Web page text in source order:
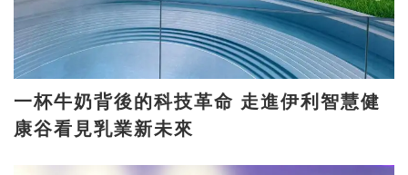
一杯牛奶背後的科技革命 走進伊利智慧健
康谷看見乳業新未來